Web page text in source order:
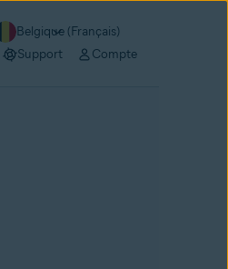
Belgique (Français)
Support Compte